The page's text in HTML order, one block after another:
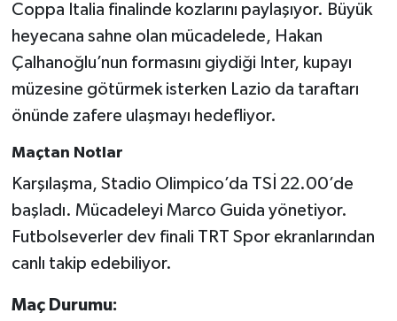
Coppa Italia finalinde kozlarını paylaşıyor. Büyük
heyecana sahne olan mücadelede, Hakan
Çalhanoğlu’nun formasını giydiği Inter, kupayı
müzesine götürmek isterken Lazio da taraftarı
önünde zafere ulaşmayı hedefliyor.
Maçtan Notlar
Karşılaşma, Stadio Olimpico’da TSİ 22.00’de
başladı. Mücadeleyi Marco Guida yönetiyor.
Futbolseverler dev finali TRT Spor ekranlarından
canlı takip edebiliyor.
Maç Durumu:
Fransa Ligue 1
Eredevise
Portekiz Ligi
Diğer Futbol Ligleri
Türkiye Basketbol Ligi
Kadınlar Basketbol Ligi